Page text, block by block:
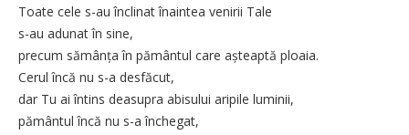
Toate cele s-au înclinat înaintea venirii Tale
s-au adunat în sine,
precum sămânța în pământul care așteaptă ploaia.
Cerul încă nu s-a desfăcut,
dar Tu ai întins deasupra abisului aripile luminii,
pământul încă nu s-a închegat,